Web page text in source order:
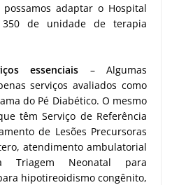
adaptar o Hospital
de unidade de terapia
essenciais – Algumas
serviços avaliados como
do Pé Diabético. O mesmo
têm Serviço de Referência
de Lesões Precursoras
atendimento ambulatorial
Neonatal para
hipotireoidismo congênito,